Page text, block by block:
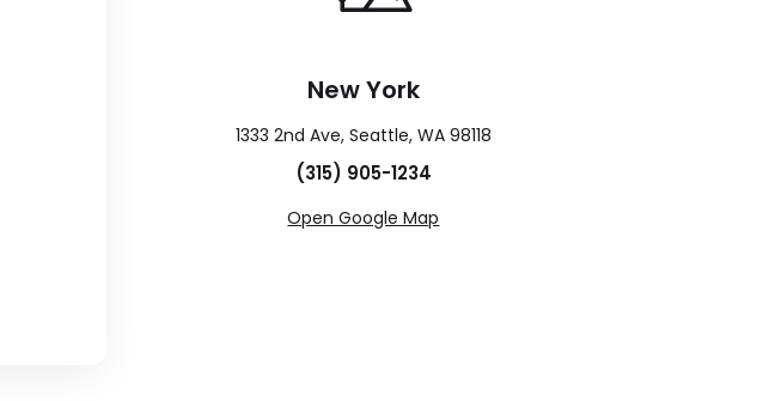
New York
1333 2nd Ave, Seattle, WA 98118
(315) 905-1234
Open Google Map